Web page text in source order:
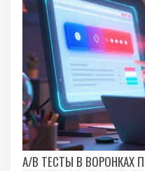
A/B ТЕСТЫ В ВОРОНКАХ